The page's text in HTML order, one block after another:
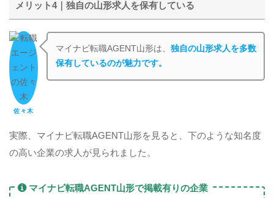
メリット4｜独自の山形求人を保有している
佐々木
マイナビ転職AGENT山形は、独自の山形求人を多数
保有しているのが魅力です。
実際、マイナビ転職AGENT山形を見ると、下のような知名度
の高い企業の求人が見られました。
マイナビ転職AGENT山形で掲載有りの企業